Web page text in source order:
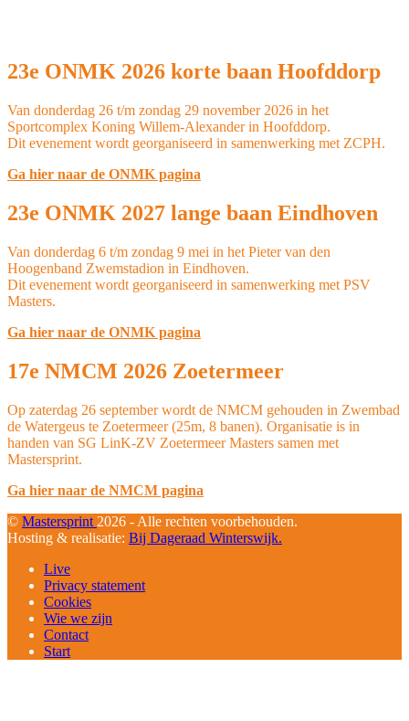
23e ONMK 2026 korte baan Hoofddorp
Van donderdag 26 t/m zondag 29 november 2026 in het
Sportcomplex Koning Willem-Alexander in Hoofddorp.
Dit evenement wordt georganiseerd in samenwerking met ZCPH.
Ga hier naar de ONMK pagina
23e ONMK 2027 lange baan Eindhoven
Van donderdag 6 t/m zondag 9 mei in het Pieter van den
Hoogenband Zwemstadion in Eindhoven.
Dit evenement wordt georganiseerd in samenwerking met PSV
Masters.
Ga hier naar de ONMK pagina
17e NMCM 2026 Zoetermeer
Op zaterdag 26 september wordt de NMCM gehouden in Zwembad
de Watergeus te Zoetermeer (25m, 8 banen). Organisatie is in
handen van SG LinK-ZV Zoetermeer Masters samen met
Mastersprint.
Ga hier naar de NMCM pagina
© Mastersprint 2026 - Alle rechten voorbehouden.
Hosting & realisatie: Bij Dageraad Winterswijk.
Live
Privacy statement
Cookies
Wie we zijn
Contact
Start